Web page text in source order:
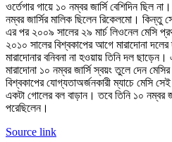
ওর্তেগার গায়ে ১০ নম্বর জার্সি বেশিদিন ছিল
নম্বর জার্সির মালিক ছিলেন রিকেলমো। কিন্তু
এর পর ২০০৯ সালের ২৯ মার্চ লিওনেল মেসি
২০১০ সালের বিশ্বকাপের আগে মারাদোনা
মারাদোনার বনিবনা না হওয়ায় তিনি দল
মারাদোনা ১০ নম্বর জার্সি স্বয়ং তুলে দেন
বিশ্বকাপের যোগ্যতাঅর্জনকারী ম্যাচে মেসি
একটা গোলের বল বাড়ান। তবে তিনি ১০ নম্বর
পরেছিলেন।
Source link